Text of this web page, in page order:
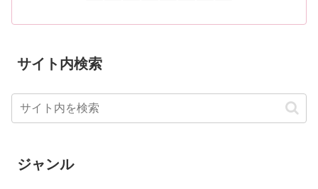
サイト内検索
ジャンル